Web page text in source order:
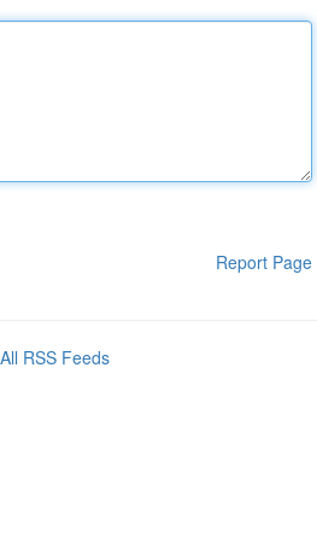
Report Page
All RSS Feeds